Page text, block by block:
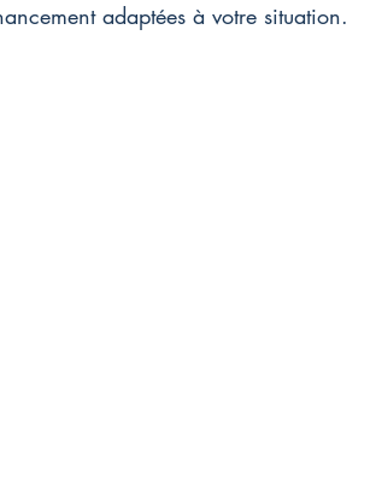
adaptées à votre situation.